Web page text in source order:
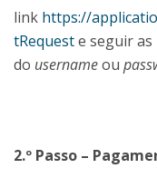
link https://
tRequeste seguir
do usernameou
2.º Passo –